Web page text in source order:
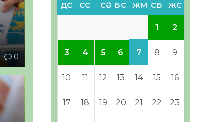
0
ДС СС СӘ БС ЖМ СБ ЖС
1 2
3 4 5 6 7 8 9
10 11 12 13 14 15 16
17 18 19 20 21 22 23